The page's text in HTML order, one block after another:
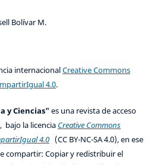
Bolívar M.
internacionalCreative Commons
4.0.
y Ciencias" es una revista de acceso
la licencia Creative Commons
4.0(CC BY-NC-SA 4.0), en ese
compartir: Copiar y redistribuir el